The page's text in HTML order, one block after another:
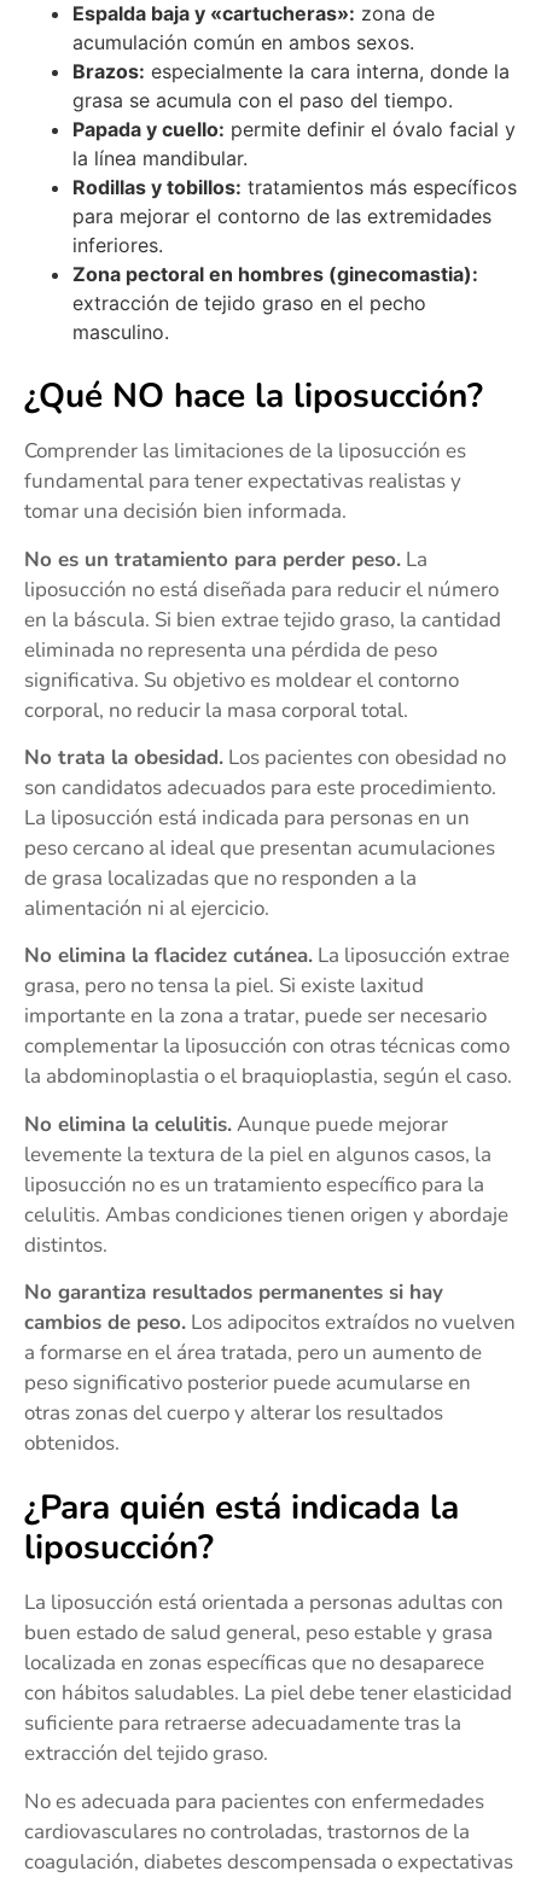
Espalda baja y «cartucheras»: zona de
acumulación común en ambos sexos.
Brazos: especialmente la cara interna, donde la
grasa se acumula con el paso del tiempo.
Papada y cuello: permite definir el óvalo facial y
la línea mandibular.
Rodillas y tobillos: tratamientos más específicos
para mejorar el contorno de las extremidades
inferiores.
Zona pectoral en hombres (ginecomastia):
extracción de tejido graso en el pecho
masculino.
¿Qué NO hace la liposucción?
Comprender las limitaciones de la liposucción es
fundamental para tener expectativas realistas y
tomar una decisión bien informada.
No es un tratamiento para perder peso. La
liposucción no está diseñada para reducir el número
en la báscula. Si bien extrae tejido graso, la cantidad
eliminada no representa una pérdida de peso
significativa. Su objetivo es moldear el contorno
corporal, no reducir la masa corporal total.
No trata la obesidad. Los pacientes con obesidad no
son candidatos adecuados para este procedimiento.
La liposucción está indicada para personas en un
peso cercano al ideal que presentan acumulaciones
de grasa localizadas que no responden a la
alimentación ni al ejercicio.
No elimina la flacidez cutánea. La liposucción extrae
grasa, pero no tensa la piel. Si existe laxitud
importante en la zona a tratar, puede ser necesario
complementar la liposucción con otras técnicas como
la abdominoplastia o el braquioplastia, según el caso.
No elimina la celulitis.Aunque puede mejorar
levemente la textura de la piel en algunos casos, la
liposucción no es un tratamiento específico para la
celulitis. Ambas condiciones tienen origen y abordaje
distintos.
No garantiza resultados permanentes si hay
cambios de peso. Los adipocitos extraídos no vuelven
a formarse en el área tratada, pero un aumento de
peso significativo posterior puede acumularse en
otras zonas del cuerpo y alterar los resultados
obtenidos.
¿Para quién está indicada la
liposucción?
La liposucción está orientada a personas adultas con
buen estado de salud general, peso estable y grasa
localizada en zonas específicas que no desaparece
con hábitos saludables. La piel debe tener elasticidad
suficiente para retraerse adecuadamente tras la
extracción del tejido graso.
No es adecuada para pacientes con enfermedades
cardiovasculares no controladas, trastornos de la
coagulación, diabetes descompensada o expectativas